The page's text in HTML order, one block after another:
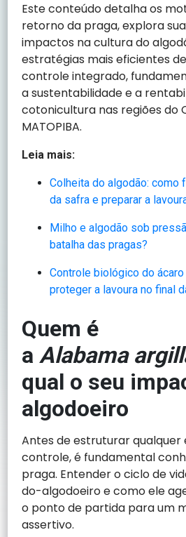
Este conteúdo detalha os
retorno da praga, explora
impactos na cultura do
estratégias mais eficientes
controle integrado,
a sustentabilidade e a
cotonicultura nas regiões do
MATOPIBA.
Leia mais:
Colheita do algodão: como
da safra e preparar a
Milho e algodão sob
batalha das pragas?
Controle biológico do
proteger a lavoura no final
Quem é
aAlabama
qual o seu
algodoeiro
Antes de estruturar
controle, é fundamental
praga. Entender o ciclo de
do-algodoeiro e como ele
o ponto de partida para um
assertivo.